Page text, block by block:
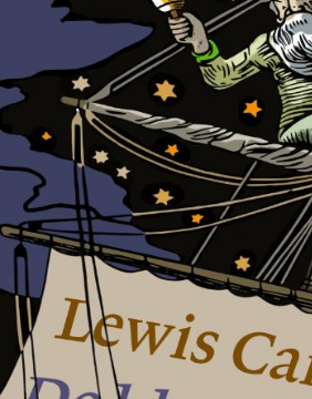
Tirade 503
€ 15,00
BESTEL